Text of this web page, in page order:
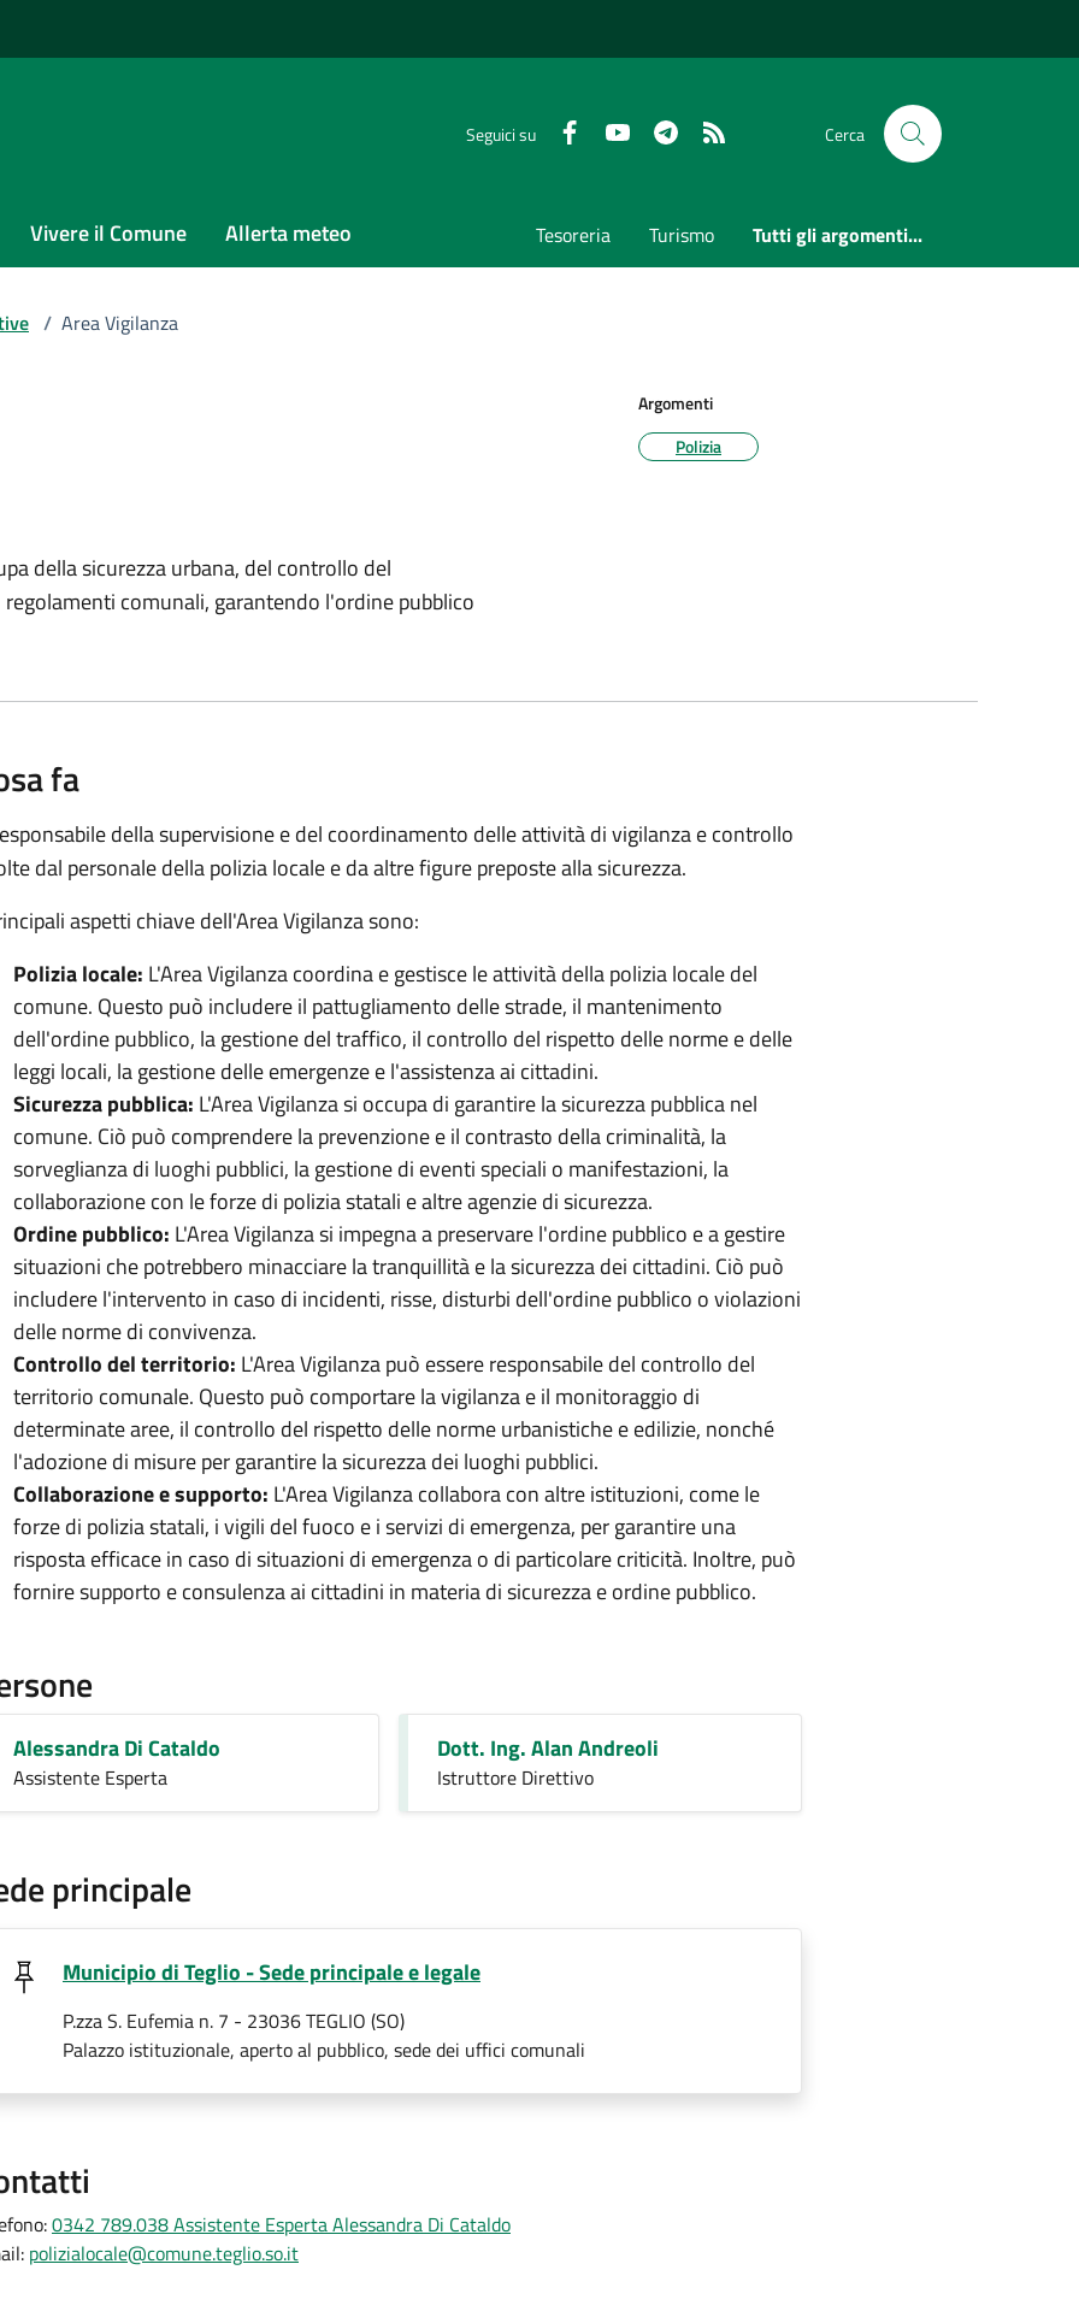
Seguici su FaceboookYoutubeTelegram Cerca
Vivere il Comune Allerta meteo Tesoreria Turismo Tutti gli argomenti...
/ Area Vigilanza
della sicurezza urbana, del controllo del
comunali, garantendo l'ordine pubblico
Argomenti
Polizia
fa
della supervisione e del coordinamento delle attività di vigilanza e controllo
dal personale della polizia locale e da altre figure preposte alla sicurezza.
aspetti chiave dell'Area Vigilanza sono:
Polizia locale: L'Area Vigilanza coordina e gestisce le attività della polizia locale del
comune. Questo può includere il pattugliamento delle strade, il mantenimento
dell'ordine pubblico, la gestione del traffico, il controllo del rispetto delle norme e delle
leggi locali, la gestione delle emergenze e l'assistenza ai cittadini.
Sicurezza pubblica: L'Area Vigilanza si occupa di garantire la sicurezza pubblica nel
comune. Ciò può comprendere la prevenzione e il contrasto della criminalità, la
sorveglianza di luoghi pubblici, la gestione di eventi speciali o manifestazioni, la
collaborazione con le forze di polizia statali e altre agenzie di sicurezza.
Ordine pubblico: L'Area Vigilanza si impegna a preservare l'ordine pubblico e a gestire
situazioni che potrebbero minacciare la tranquillità e la sicurezza dei cittadini. Ciò può
includere l'intervento in caso di incidenti, risse, disturbi dell'ordine pubblico o violazioni
delle norme di convivenza.
Controllo del territorio: L'Area Vigilanza può essere responsabile del controllo del
territorio comunale. Questo può comportare la vigilanza e il monitoraggio di
determinate aree, il controllo del rispetto delle norme urbanistiche e edilizie, nonché
l'adozione di misure per garantire la sicurezza dei luoghi pubblici.
Collaborazione e supporto: L'Area Vigilanza collabora con altre istituzioni, come le
forze di polizia statali, i vigili del fuoco e i servizi di emergenza, per garantire una
risposta efficace in caso di situazioni di emergenza o di particolare criticità. Inoltre, può
fornire supporto e consulenza ai cittadini in materia di sicurezza e ordine pubblico.
Alessandra Di Cataldo
Assistente Esperta
Dott. Ing. Alan Andreoli
Istruttore Direttivo
principale
Municipio di Teglio - Sede principale e legale
P.zza S. Eufemia n. 7 - 23036 TEGLIO (SO)
Palazzo istituzionale, aperto al pubblico, sede dei uffici comunali
0342 789.038 Assistente Esperta Alessandra Di Cataldo
polizialocale@comune.teglio.so.it